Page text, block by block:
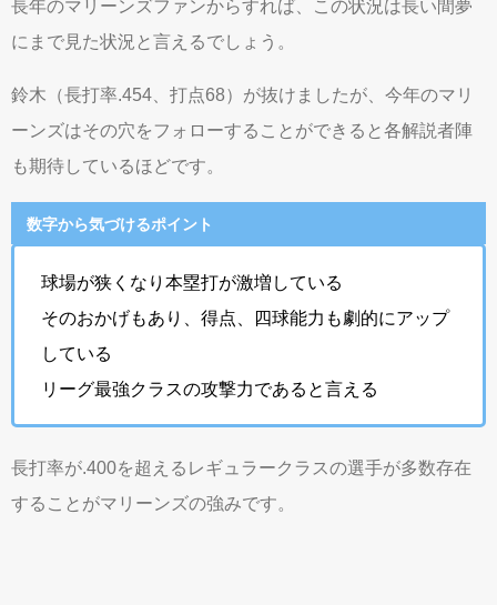
長年のマリーンズファンからすれば、この状況は長い間夢
にまで見た状況と言えるでしょう。
鈴木（長打率.454、打点68）が抜けましたが、今年のマリ
ーンズはその穴をフォローすることができると各解説者陣
も期待しているほどです。
数字から気づけるポイント
球場が狭くなり本塁打が激増している
そのおかげもあり、得点、四球能力も劇的にアップ
している
リーグ最強クラスの攻撃力であると言える
長打率が.400を超えるレギュラークラスの選手が多数存在
することがマリーンズの強みです。